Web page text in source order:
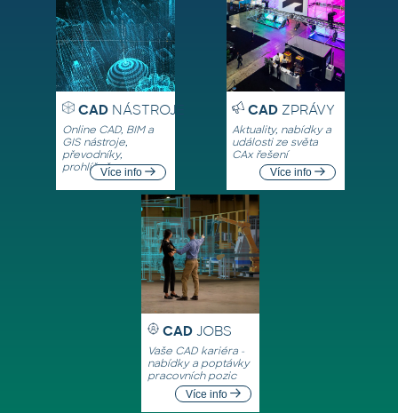
CADNÁSTROJE
Online CAD, BIM a
GIS nástroje,
převodníky,
prohlížečeVíce info
CADZPRÁVY
Aktuality, nabídky a
události ze světa
CAx řešení
Více info
CAD JOBS
Vaše CAD kariéra -
nabídky a poptávky
pracovních pozic
Více info